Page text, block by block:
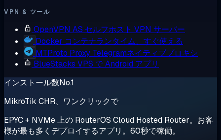
VPN & ツール
OpenVPN AS セルフホスト VPN サーバー
Docker コンテナランタイム、すぐ使える
MTProto Proxy Telegramネイティブプロキシ
BlueStacks VPS で Android アプリ
インストール数No.1
MikroTik CHR、ワンクリックで
EPYC + NVMe 上の RouterOS Cloud Hosted Router。お客
様が最も多くデプロイするアプリ。60秒で稼働。